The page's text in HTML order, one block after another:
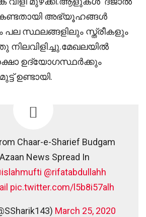
അഭ്യൂഹങ്ങൾ
പല സ്ഥലങ്ങളിലും സ്ത്രീകളും
നിലവിളിച്ചു.മേഖലയിൽ
ഉദ്യോഗസ്ഥർക്കും
ഉണ്ടായി.
Chaar-e-Sharief Budgam
News Spread In
@rifatabdullahh
pic.twitter.com/l5b8i57alh
March 25, 2020